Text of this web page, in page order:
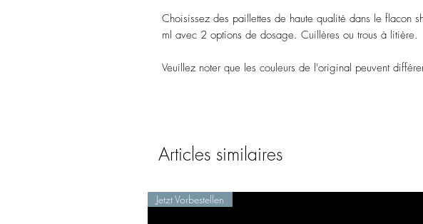
Choisissez des paillettes de haute qualité dans le flacon
ml avec 2 options de dosage. Cuillères ou trous à litière.
Veuillez noter que les couleurs de l'original peuvent
Articles similaires
Jetzt Vorbestellen